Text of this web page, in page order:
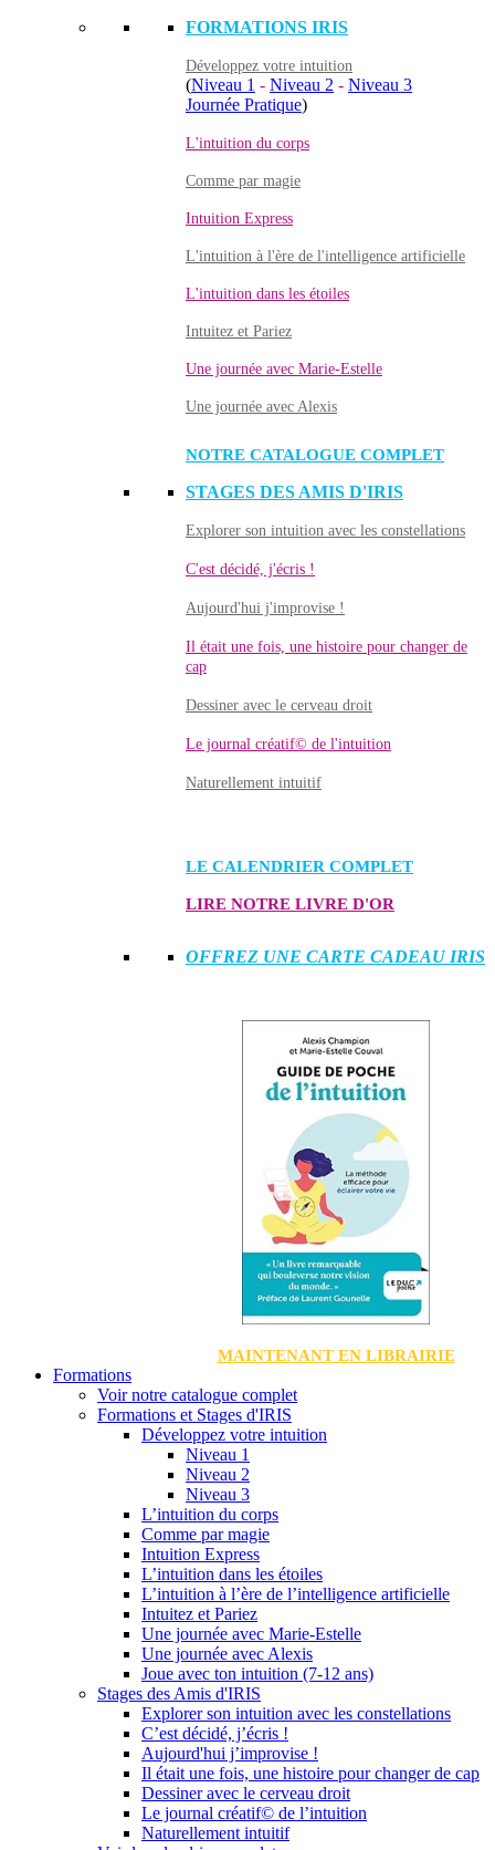
FORMATIONS IRIS
Développez votre intuition
(Niveau 1 - Niveau 2 - Niveau 3
Journée Pratique)
L'intuition du corps
Comme par magie
Intuition Express
L'intuition à l'ère de l'intelligence artificielle
L'intuition dans les étoiles
Intuitez et Pariez
Une journée avec Marie-Estelle
Une journée avec Alexis
NOTRE CATALOGUE COMPLET
STAGES DES AMIS D'IRIS
Explorer son intuition avec les constellations
C'est décidé, j'écris !
Aujourd'hui j'improvise !
Il était une fois, une histoire pour changer de
cap
Dessiner avec le cerveau droit
Le journal créatif© de l'intuition
Naturellement intuitif
LE CALENDRIER COMPLET
LIRE NOTRE LIVRE D'OR
OFFREZ UNE CARTE CADEAU IRIS
MAINTENANT EN LIBRAIRIE
Formations
Voir notre catalogue complet
Formations et Stages d'IRIS
Développez votre intuition
Niveau 1
Niveau 2
Niveau 3
L’intuition du corps
Comme par magie
Intuition Express
L’intuition dans les étoiles
L’intuition à l’ère de l’intelligence artificielle
Intuitez et Pariez
Une journée avec Marie-Estelle
Une journée avec Alexis
Joue avec ton intuition (7-12 ans)
Stages des Amis d'IRIS
Explorer son intuition avec les constellations
C’est décidé, j’écris !
Aujourd'hui j’improvise !
Il était une fois, une histoire pour changer de cap
Dessiner avec le cerveau droit
Le journal créatif© de l’intuition
Naturellement intuitif